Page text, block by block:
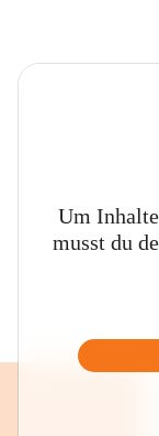
Um
musst du